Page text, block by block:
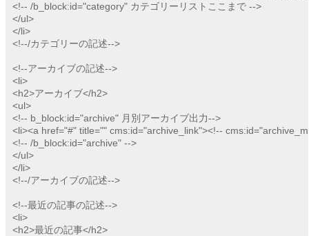
<!-- /b_block:id="category" カテゴリーリストここまで -->
</ul>
</li>
<!--/カテゴリーの記述-->
<!--アーカイブの記述-->
<li>
<h2>アーカイブ</h2>
<ul>
<!-- b_block:id="archive" 月別アーカイブ出力-->
<li><a href="#" title="" cms:id="archive_link"><!--
<!-- /b_block:id="archive" -->
</ul>
</li>
<!--/アーカイブの記述-->
<!--最近の記事の記述-->
<li>
<h2>最近の記事</h2>